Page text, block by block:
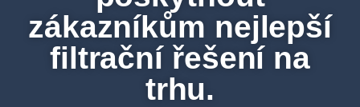
zákazníkům nejlepší
filtrační řešení na
trhu.